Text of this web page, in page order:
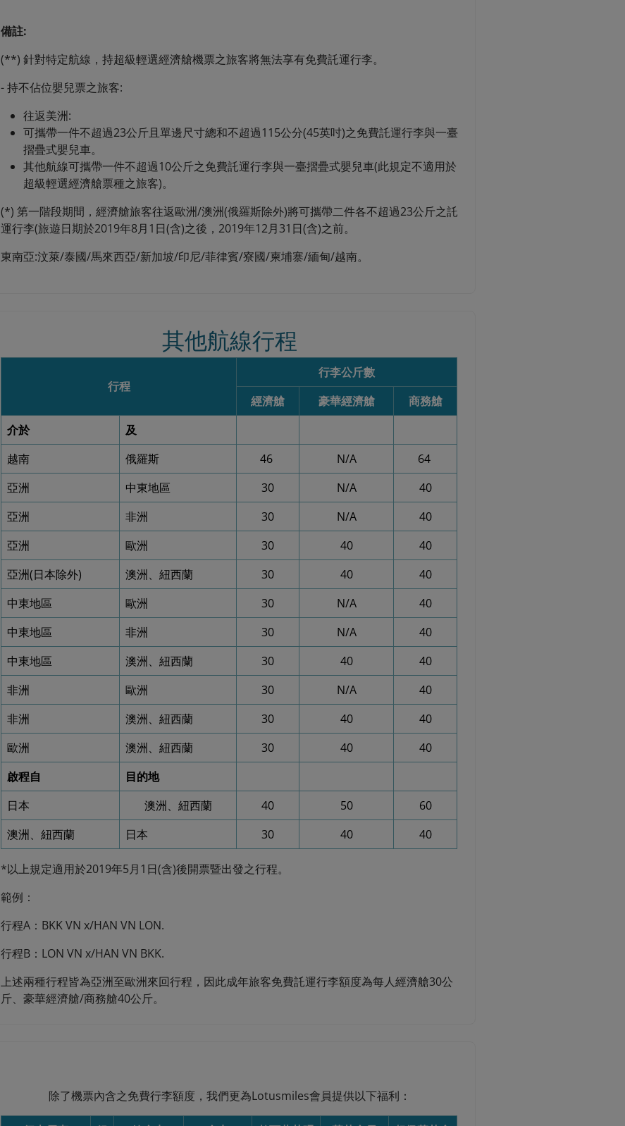
備註:
(**) 針對特定航線，持超級輕選經濟艙機票之旅客將無法享有免費託運行李。
- 持不佔位嬰兒票之旅客:
往返美洲:
可攜帶一件不超過23公斤且單邊尺寸總和不超過115公分(45英吋)之免費託運行李與一臺
摺疊式嬰兒車。
其他航線可攜帶一件不超過10公斤之免費託運行李與一臺摺疊式嬰兒車(此規定不適用於
超級輕選經濟艙票種之旅客)。
(*) 第一階段期間，經濟艙旅客往返歐洲/澳洲(俄羅斯除外)將可攜帶二件各不超過23公斤之託
運行李(旅遊日期於2019年8月1日(含)之後，2019年12月31日(含)之前。
東南亞:汶萊/泰國/馬來西亞/新加坡/印尼/菲律賓/寮國/柬埔寨/緬甸/越南。
其他航線行程
行程
行李公斤數
經濟艙
豪華經濟艙
商務艙
介於
及
越南
俄羅斯 46 N/A
64
亞洲
中東地區 30 N/A
40
亞洲
非洲 30 N/A
40
亞洲
歐洲 30 40
40
亞洲(日本除外)
澳洲、紐西蘭 30 40
40
中東地區
歐洲 30 N/A
40
中東地區
非洲 30 N/A
40
中東地區
澳洲、紐西蘭 30 40
40
非洲
歐洲 30 N/A
40
非洲
澳洲、紐西蘭 30 40
40
歐洲
澳洲、紐西蘭 30 40
40
啟程自
目的地
日本
澳洲、紐西蘭 40 50
60
澳洲、紐西蘭
日本 30 40 40
*以上規定適用於2019年5月1日(含)後開票暨出發之行程。
範例：
行程A：BKK VN x/HAN VN LON.
行程B：LON VN x/HAN VN BKK.
上述兩種行程皆為亞洲至歐洲來回行程，因此成年旅客免費託運行李額度為每人經濟艙30公
斤、豪華經濟艙/商務艙40公斤。
除了機票內含之免費行李額度，我們更為Lotusmiles會員提供以下福利：